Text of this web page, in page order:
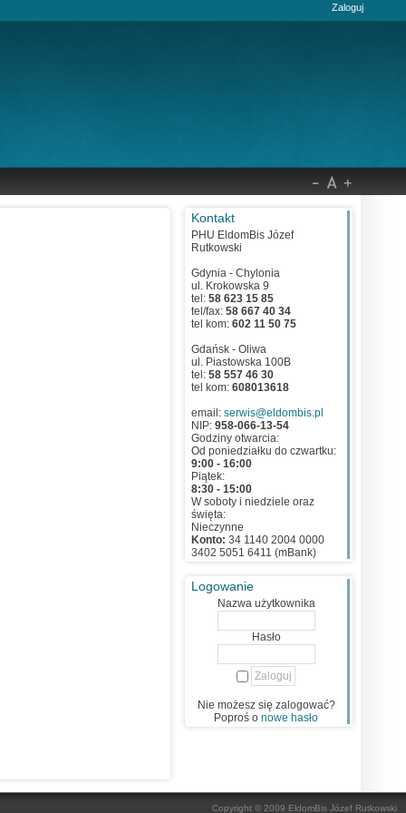
Zaloguj
Kontakt
PHU EldomBis Józef
Rutkowski
Gdynia - Chylonia
ul. Krokowska 9
tel: 58 623 15 85
tel/fax: 58 667 40 34
tel kom: 602 11 50 75
Gdańsk - Oliwa
ul. Piastowska 100B
tel: 58 557 46 30
tel kom: 608013618
email: serwis@eldombis.pl
NIP: 958-066-13-54
Godziny otwarcia:
Od poniedziałku do czwartku:
9:00 - 16:00
Piątek:
8:30 - 15:00
W soboty i niedziele oraz
święta:
Nieczynne
Konto: 34 1140 2004 0000
3402 5051 6411 (mBank)
Logowanie
Nazwa użytkownika
Hasło
Nie możesz się zalogować?
Poproś onowe hasło
Copyright © 2009 EldomBis Józef Rutkowski